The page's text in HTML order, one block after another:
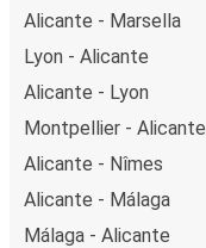
Alicante - Marsella
Lyon - Alicante
Alicante - Lyon
Montpellier - Alicante
Alicante - Nîmes
Alicante - Málaga
Málaga - Alicante